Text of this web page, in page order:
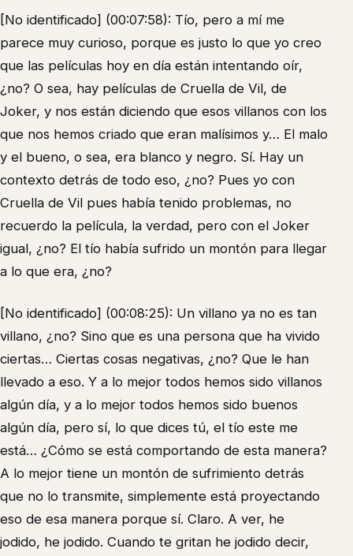
[No identificado] (00:07:58): Tío, pero a mí me
parece muy curioso, porque es justo lo que yo creo
que las películas hoy en día están intentando oír,
¿no? O sea, hay películas de Cruella de Vil, de
Joker, y nos están diciendo que esos villanos con los
que nos hemos criado que eran malísimos y… El malo
y el bueno, o sea, era blanco y negro. Sí. Hay un
contexto detrás de todo eso, ¿no? Pues yo con
Cruella de Vil pues había tenido problemas, no
recuerdo la película, la verdad, pero con el Joker
igual, ¿no? El tío había sufrido un montón para llegar
a lo que era, ¿no?
[No identificado] (00:08:25): Un villano ya no es tan
villano, ¿no? Sino que es una persona que ha vivido
ciertas… Ciertas cosas negativas, ¿no? Que le han
llevado a eso. Y a lo mejor todos hemos sido villanos
algún día, y a lo mejor todos hemos sido buenos
algún día, pero sí, lo que dices tú, el tío este me
está… ¿Cómo se está comportando de esta manera?
A lo mejor tiene un montón de sufrimiento detrás
que no lo transmite, simplemente está proyectando
eso de esa manera porque sí. Claro. A ver, he
jodido, he jodido. Cuando te gritan he jodido decir,